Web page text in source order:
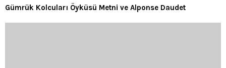
Gümrük Kolcuları Öyküsü Metni ve Alponse Daudet